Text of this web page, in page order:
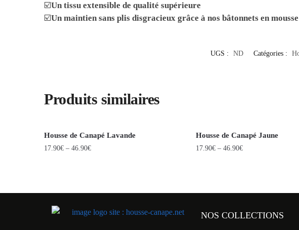
☑️Un tissu extensible de qualité supérieure
☑️Un maintien sans plis disgracieux grâce à nos bâtonnets en mousse
UGS : ND Catégories :
Produits similaires
Housse de Canapé Lavande
17.90€ –46.90€
Housse de Canapé Jaune
17.90€ – 46.90€
NOS COLLECTIONS